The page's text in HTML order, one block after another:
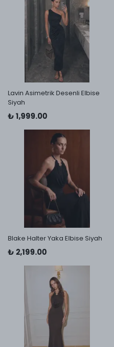
Lavin Asimetrik Desenli Elbise
Siyah
₺ 1,999.00
Blake Halter Yaka Elbise Siyah
₺ 2,199.00